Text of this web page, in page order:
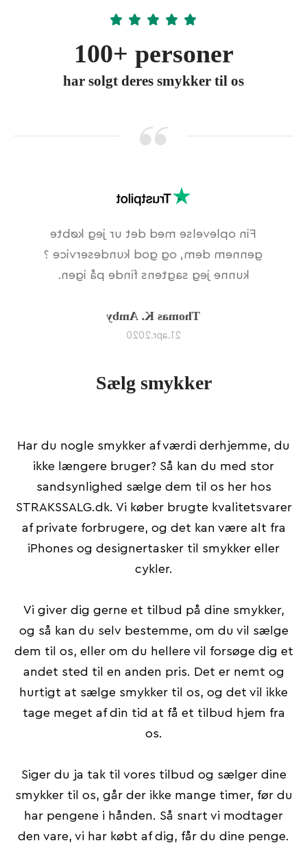
100+ personer
har solgt deres smykker til os
Fin oplevelse med det ur jeg købte
gennem dem, og god kundeservice ?
kunne jeg sagtens finde på igen.
Thomas K. Amby
21.apr.2020
Sælg smykker
Har du nogle smykker af værdi derhjemme, du
ikke længere bruger? Så kan du med stor
sandsynlighed sælge dem til os her hos
STRAKSSALG.dk. Vi køber brugte kvalitetsvarer
af private forbrugere, og det kan være alt fra
iPhones og designertasker til smykker eller
cykler.
Vi giver dig gerne et tilbud på dine smykker,
og så kan du selv bestemme, om du vil sælge
dem til os, eller om du hellere vil forsøge dig et
andet sted til en anden pris. Det er nemt og
hurtigt at sælge smykker til os, og det vil ikke
tage meget af din tid at få et tilbud hjem fra
os.
Siger du ja tak til vores tilbud og sælger dine
smykker til os, går der ikke mange timer, før du
har pengene i hånden. Så snart vi modtager
den vare, vi har købt af dig, får du dine penge.